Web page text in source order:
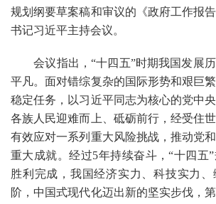
规划纲要草案稿和审议的《政府工作报
书记习近平主持会议。
会议指出，“十四五”时期我国发展历
平凡。面对错综复杂的国际形势和艰巨
稳定任务，以习近平同志为核心的党中
各族人民迎难而上、砥砺前行，经受住
有效应对一系列重大风险挑战，推动党
重大成就。经过5年持续奋斗，“十四五
胜利完成，我国经济实力、科技实力
阶，中国式现代化迈出新的坚实步伐，